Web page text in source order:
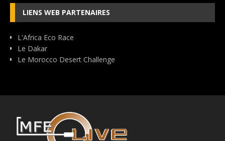
LIENS WEB PARTENAIRES
L'Africa Eco Race
Le Dakar
Le Morocco Desert Challenge